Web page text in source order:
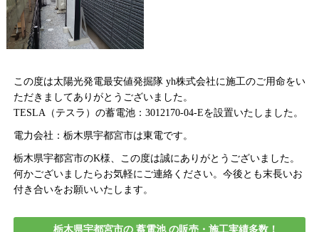
この度は太陽光発電最安値発掘隊 yh株式会社に施工のご用命をい
ただきましてありがとうございました。
TESLA（テスラ）の蓄電池：3012170-04-Eを設置いたしました。
電力会社：栃木県宇都宮市は東電です。
栃木県宇都宮市のK様、この度は誠にありがとうございました。
何かございましたらお気軽にご連絡ください。今後とも末長いお
付き合いをお願いいたします。
栃木県宇都宮市の 蓄電池 の販売・施工実績多数！